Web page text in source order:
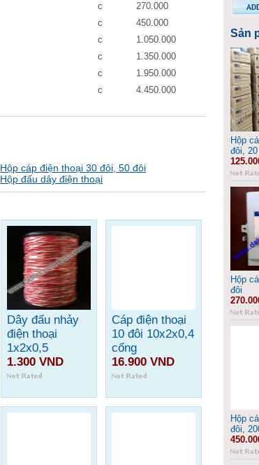
c
270.000
c
450.000
c
1.050.000
c
1.350.000
c
1.950.000
c 4.450.000
Hộp cáp điện thoại 30 đôi, 50 đôi
Hộp đấu dây điện thoại
Dây đấu nhảy
điện thoại
1x2x0,5
1.300 VND
Cáp điện thoại
10 đôi 10x2x0,4
cống
16.900 VND
Sản
Hộp
đôi,
Hộp
đôi
Hộp
đôi,